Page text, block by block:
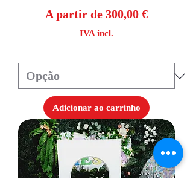
A partir de 300,00 €
Preço promocional
IVA incl.
Adicionar ao carrinho